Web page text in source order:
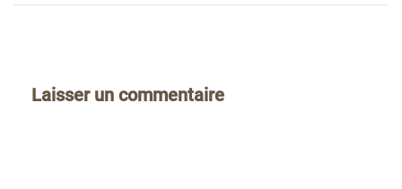
Laisser un commentaire